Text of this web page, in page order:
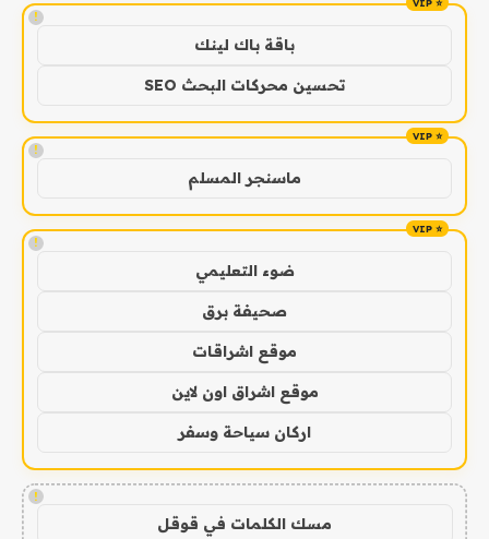
!
باقة باك لينك
تحسين محركات البحث SEO
!
ماسنجر المسلم
!
ضوء التعليمي
صحيفة برق
موقع اشراقات
موقع اشراق اون لاين
اركان سياحة وسفر
!
مسك الكلمات في قوقل